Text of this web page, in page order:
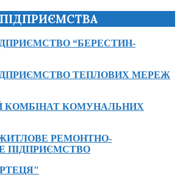
“БЕРЕСТИН-
ТЕПЛОВИХ МЕРЕЖ
КОМБІНАТ КОМУНАЛЬНИХ
РЕМОНТНО-
ПІДПРИЄМСТВО